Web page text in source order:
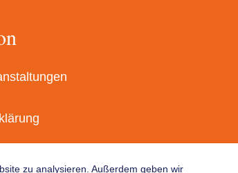
zu analysieren. Außerdem geben wir